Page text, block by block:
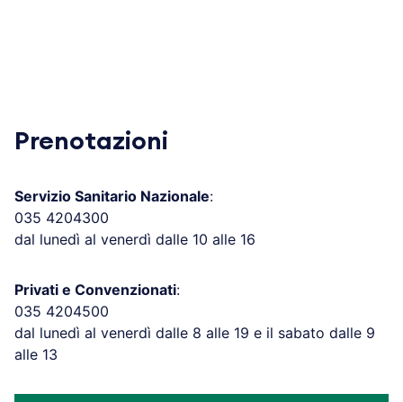
Prenotazioni
Servizio Sanitario Nazionale:
035 4204300
dal lunedì al venerdì dalle 10 alle 16
Privati e Convenzionati:
035 4204500
dal lunedì al venerdì dalle 8 alle 19 e il sabato dalle 9
alle 13